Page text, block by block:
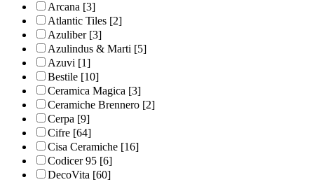
Arcana [3]
Atlantic Tiles [2]
Azuliber[3]
Azulindus & Marti [5]
Azuvi [1]
Bestile [10]
Ceramica Magica [3]
Ceramiche Brennero [2]
Cerpa [9]
Cifre [64]
Cisa Ceramiche [16]
Codicer 95 [6]
DecoVita [60]